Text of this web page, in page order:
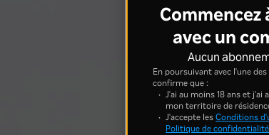
Commencez
avec un
Aucun
En poursuivant avec l'une
confirme que :
J'ai au moins 18 ans et
mon territoire de
J'accepte lesConditions
Politique de confidentialité